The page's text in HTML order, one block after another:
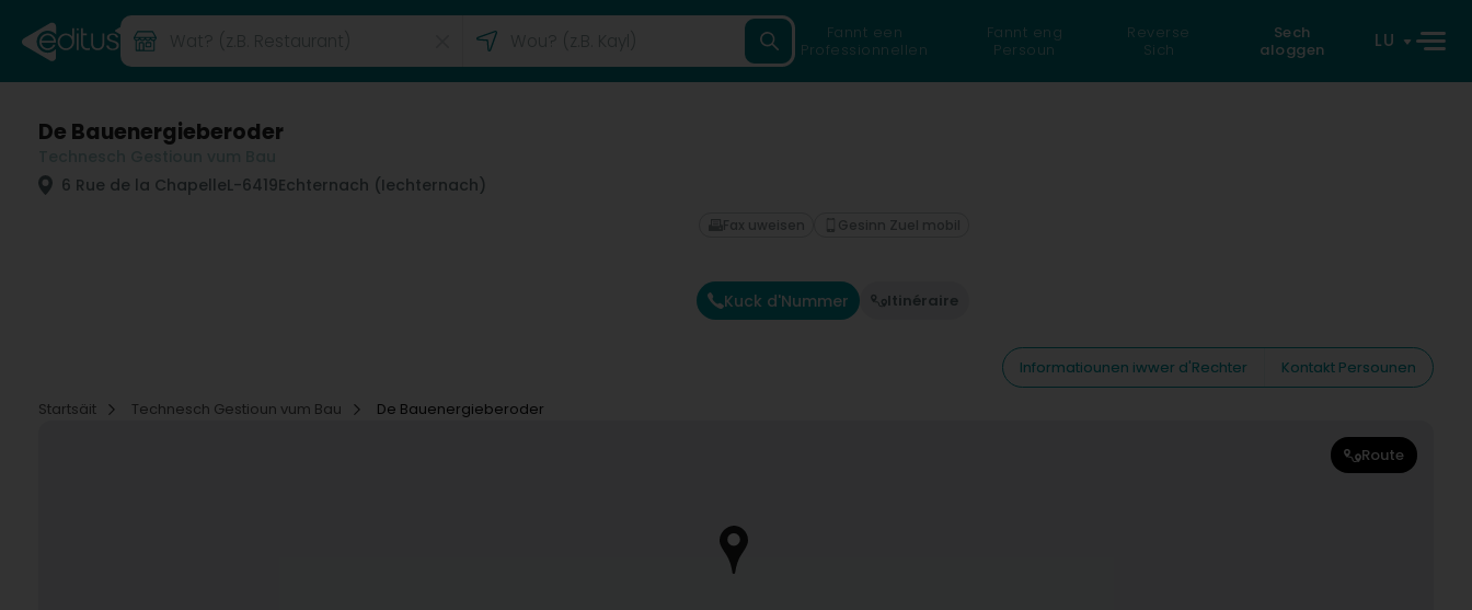
Fannt een
Professionnellen
Fannt eng
Persoun
Reverse
Sich
Sech
aloggen
LU
De Bauenergieberoder
6 Rue de la ChapelleL-6419Echternach (Iechternach)
Kuck d'Nummer Itinéraire
Fax uweisen Gesinn Zuel mobil
Informatiounen iwwer d'Rechter
Kontakt Persounen
Startsäit
Technesch Gestioun vum Bau De Bauenergieberoder
Route